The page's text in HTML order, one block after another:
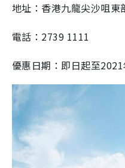
地址：香港九龍尖沙咀東
電話：2739 1111
優惠日期：即日起至